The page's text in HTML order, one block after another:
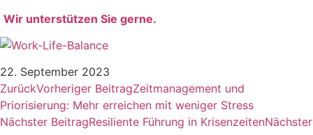
Wir unterstützen Sie gerne.
22. September 2023
ZurückVorheriger BeitragZeitmanagement und
Priorisierung: Mehr erreichen mit weniger Stress
Nächster BeitragResiliente Führung in KrisenzeitenNächster